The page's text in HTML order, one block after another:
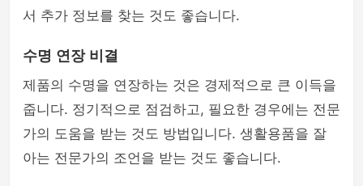
서 추가 정보를 찾는 것도 좋습니다.
수명 연장 비결
제품의 수명을 연장하는 것은 경제적으로 큰 이득을
줍니다. 정기적으로 점검하고, 필요한 경우에는 전문
가의 도움을 받는 것도 방법입니다. 생활용품을 잘
아는 전문가의 조언을 받는 것도 좋습니다.